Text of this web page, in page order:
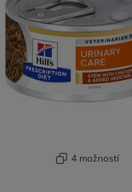
4 možností